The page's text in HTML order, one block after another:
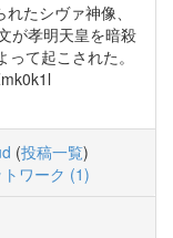
たシヴァ神像、
が孝明天皇を暗殺
て起こされた。
(投稿一覧)
ワーク (1)